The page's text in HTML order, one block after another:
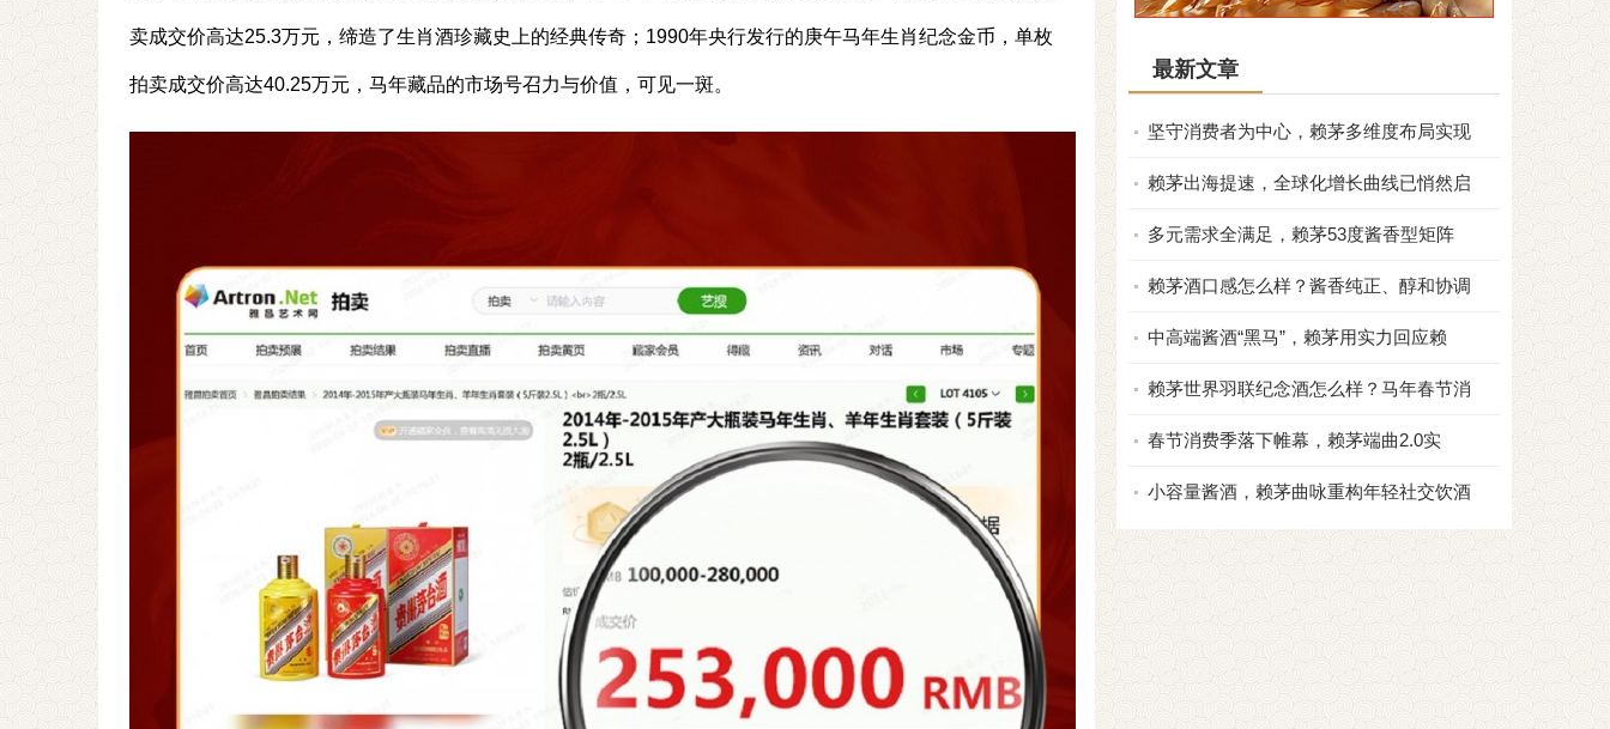
卖成交价高达25.3万元，缔造了生肖酒珍藏史上的经典传奇；1990年央行发行的庚午马年生肖纪念金币，单枚
拍卖成交价高达40.25万元，马年藏品的市场号召力与价值，可见一斑。
最新文章
坚守消费者为中心，赖茅多维度布局实现
赖茅出海提速，全球化增长曲线已悄然启
多元需求全满足，赖茅53度酱香型矩阵
赖茅酒口感怎么样？酱香纯正、醇和协调
中高端酱酒“黑马”，赖茅用实力回应赖
赖茅世界羽联纪念酒怎么样？马年春节消
春节消费季落下帷幕，赖茅端曲2.0实
小容量酱酒，赖茅曲咏重构年轻社交饮酒